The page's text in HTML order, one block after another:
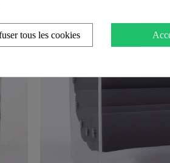
tous les cookies